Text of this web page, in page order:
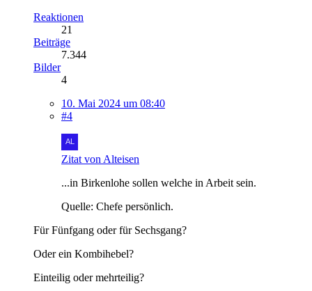
Reaktionen
21
Beiträge
7.344
Bilder
4
10. Mai 2024 um 08:40
#4
Zitat von Alteisen
...in Birkenlohe sollen welche in Arbeit sein.
Quelle: Chefe persönlich.
Für Fünfgang oder für Sechsgang?
Oder ein Kombihebel?
Einteilig oder mehrteilig?